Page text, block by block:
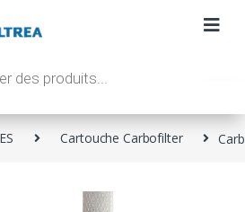
Cartouche Carbofilter